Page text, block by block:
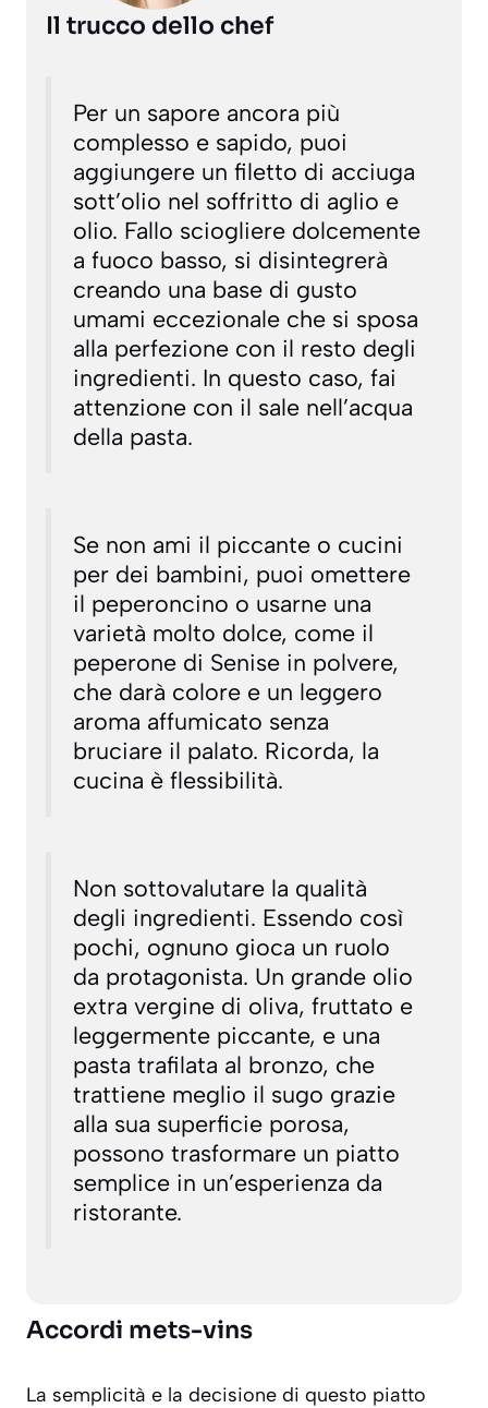
Il trucco dello chef
Per un sapore ancora più
complesso e sapido, puoi
aggiungere un filetto di acciuga
sott’olio nel soffritto di aglio e
olio. Fallo sciogliere dolcemente
a fuoco basso, si disintegrerà
creando una base di gusto
umami eccezionale che si sposa
alla perfezione con il resto degli
ingredienti. In questo caso, fai
attenzione con il sale nell’acqua
della pasta.
Se non ami il piccante o cucini
per dei bambini, puoi omettere
il peperoncino o usarne una
varietà molto dolce, come il
peperone di Senise in polvere,
che darà colore e un leggero
aroma affumicato senza
bruciare il palato. Ricorda, la
cucina è flessibilità.
Non sottovalutare la qualità
degli ingredienti. Essendo così
pochi, ognuno gioca un ruolo
da protagonista. Un grande olio
extra vergine di oliva, fruttato e
leggermente piccante, e una
pasta trafilata al bronzo, che
trattiene meglio il sugo grazie
alla sua superficie porosa,
possono trasformare un piatto
semplice in un’esperienza da
ristorante.
Accordi mets-vins
La semplicità e la decisione di questo piatto